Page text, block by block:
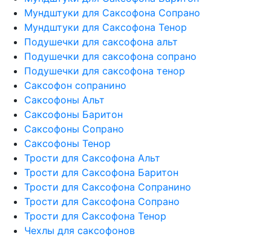
Мундштуки для Саксофона Сопрано
Мундштуки для Саксофона Тенор
Подушечки для саксофона альт
Подушечки для саксофона сопрано
Подушечки для саксофона тенор
Саксофон сопранино
Саксофоны Альт
Саксофоны Баритон
Саксофоны Сопрано
Саксофоны Тенор
Трости для Саксофона Альт
Трости для Саксофона Баритон
Трости для Саксофона Сопранино
Трости для Саксофона Сопрано
Трости для Саксофона Тенор
Чехлы для саксофонов